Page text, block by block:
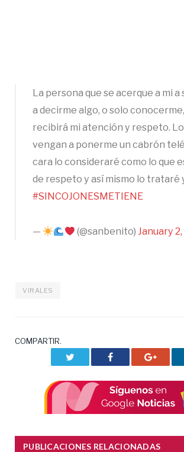
La persona que se acerque a mi a
a decirme algo, o solo
recibirá mi atención y respeto.
vengan a ponerme un cabrón
cara lo consideraré como lo que
de respeto y así mismo lo trataré
#SINCOJONESMETIENE
— (@sanbenito) January
VIRALES
COMPARTIR.
Facebook
PUBLICACIONES RELACIONADAS